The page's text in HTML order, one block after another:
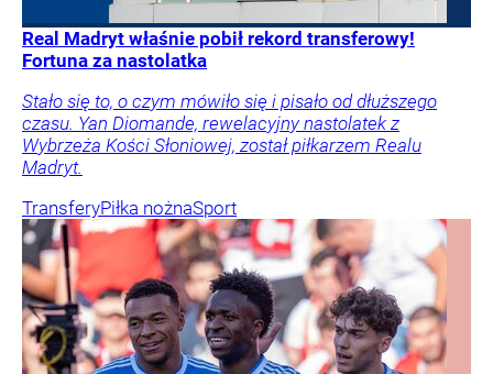
Real Madryt właśnie pobił rekord transferowy!
Fortuna za nastolatka
Stało się to, o czym mówiło się i pisało od dłuższego
czasu. Yan Diomande, rewelacyjny nastolatek z
Wybrzeża Kości Słoniowej, został piłkarzem Realu
Madryt.
TransferyPiłka nożnaSport